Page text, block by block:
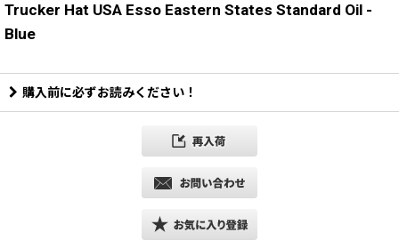
Trucker Hat USA Esso Eastern States Standard Oil -
Blue
購入前に必ずお読みください！